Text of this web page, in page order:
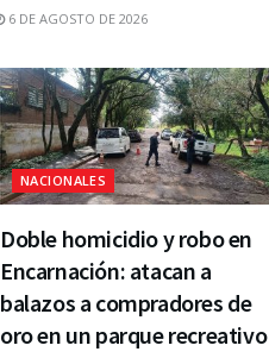
6 DE AGOSTO DE 2026
NACIONALES
Doble homicidio y robo en
Encarnación: atacan a
balazos a compradores de
oro en un parque recreativo